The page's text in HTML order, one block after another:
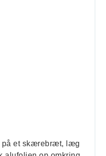
på et skærebræt, læg